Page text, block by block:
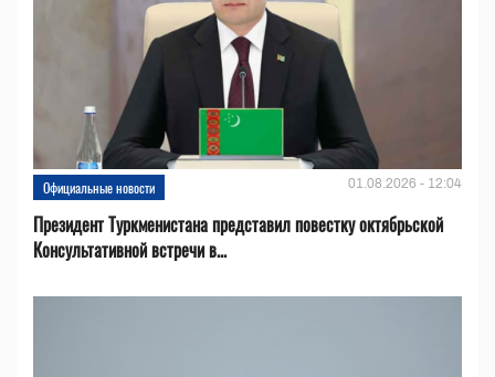
Официальные новости 01.08.2026 - 12:04
Президент Туркменистана представил повестку октябрьской
Консультативной встречи в...